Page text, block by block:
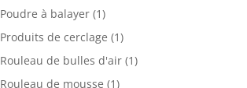
Poudre à balayer (1)
Produits de cerclage (1)
Rouleau de bulles d'air (1)
Rouleau de mousse (1)